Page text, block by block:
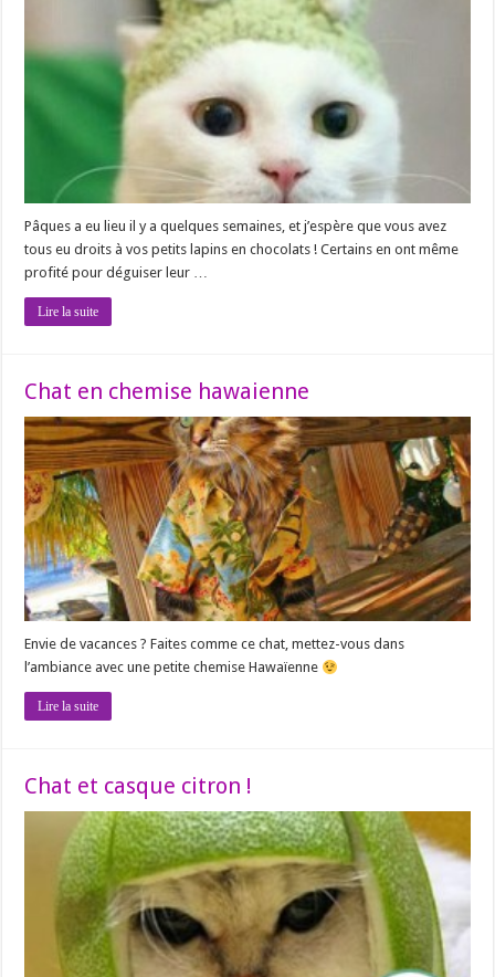
Pâques a eu lieu il y a quelques semaines, et j’espère que vous avez
tous eu droits à vos petits lapins en chocolats ! Certains en ont même
profité pour déguiser leur …
Lire la suite
Chat en chemise hawaienne
Envie de vacances ? Faites comme ce chat, mettez-vous dans
l’ambiance avec une petite chemise Hawaïenne
Lire la suite
Chat et casque citron !